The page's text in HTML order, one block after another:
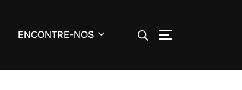
ENCONTRE-NOS ALTERNAR